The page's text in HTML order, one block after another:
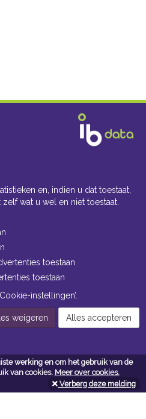
werking en om het gebruik van de
van cookies. Meer over cookies.
Verberg deze melding
en, indien u dat toestaat,
wat u wel en niet toestaat.
toestaan
toestaan
instellingen’.
weigeren Alles accepteren